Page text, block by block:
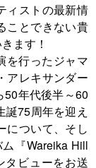
ィストの最新情
ことできない貴
ます！
を行ったジャマ
アレキサンダー
50年代後半～60
75周年を迎え
について、そし
『Wareika Hill
タビューをお送